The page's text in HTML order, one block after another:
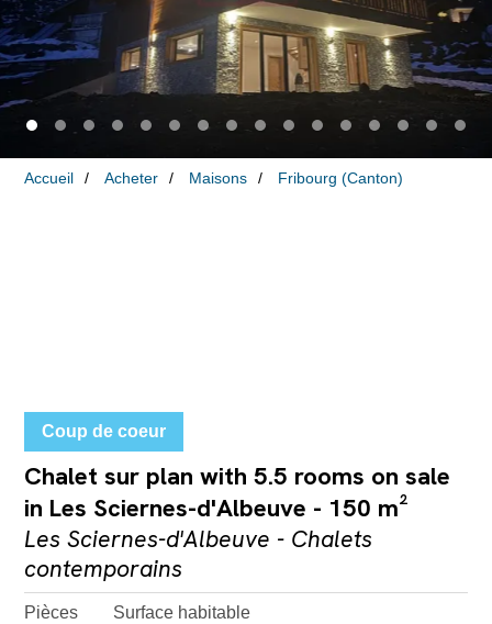
Accueil Acheter Maisons Fribourg (Canton)
Coup de coeur
Chalet sur plan with 5.5 rooms on sale
in Les Sciernes-d'Albeuve - 150 m²
Les Sciernes-d'Albeuve - Chalets
contemporains
Pièces Surface habitable